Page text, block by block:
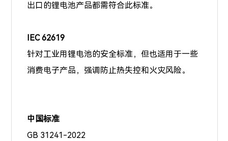
出口的锂电池产品都需符合此标准。
IEC 62619
针对工业用锂电池的安全标准，但也适用于一些
消费电子产品，强调防止热失控和火灾风险。
中国标准
GB 31241-2022